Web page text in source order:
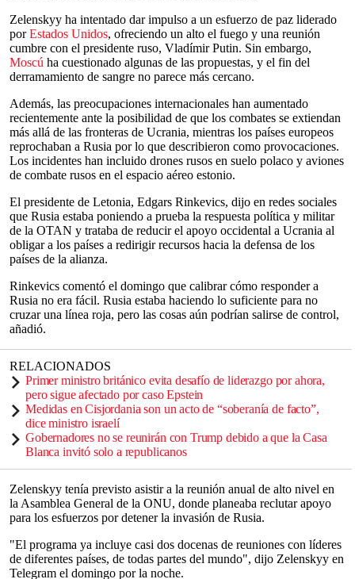
Zelenskyy ha intentado dar impulso a un esfuerzo de paz liderado
porEstados Unidos, ofreciendo un alto el fuego y una reunión
cumbre con el presidente ruso, Vladímir Putin. Sin embargo,
Moscú ha cuestionado algunas de las propuestas, y el fin del
derramamiento de sangre no parece más cercano.
Además, las preocupaciones internacionales han aumentado
recientemente ante la posibilidad de que los combates se extiendan
más allá de las fronteras de Ucrania, mientras los países europeos
reprochaban a Rusia por lo que describieron como provocaciones.
Los incidentes han incluido drones rusos en suelo polaco y aviones
de combate rusos en el espacio aéreo estonio.
El presidente de Letonia, Edgars Rinkevics, dijo en redes sociales
que Rusia estaba poniendo a prueba la respuesta política y militar
de la OTAN y trataba de reducir el apoyo occidental a Ucrania al
obligar a los países a redirigir recursos hacia la defensa de los
países de la alianza.
Rinkevics comentó el domingo que calibrar cómo responder a
Rusia no era fácil. Rusia estaba haciendo lo suficiente para no
cruzar una línea roja, pero las cosas aún podrían salirse de control,
añadió.
RELACIONADOS
Primer ministro británico evita desafío de liderazgo por ahora,
pero sigue afectado por caso Epstein
Medidas en Cisjordania son un acto de “soberanía de facto”,
dice ministro israelí
Gobernadores no se reunirán con Trump debido a que la Casa
Blanca invitó solo a republicanos
Zelenskyy tenía previsto asistir a la reunión anual de alto nivel en
la Asamblea General de la ONU, donde planeaba reclutar apoyo
para los esfuerzos por detener la invasión de Rusia.
"El programa ya incluye casi dos docenas de reuniones con líderes
de diferentes países, de todas partes del mundo", dijo Zelenskyy en
Telegram el domingo por la noche.